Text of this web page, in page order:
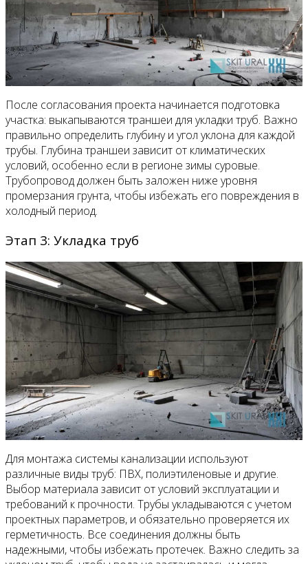
После согласования проекта начинается подготовка
участка: выкапываются траншеи для укладки труб. Важно
правильно определить глубину и угол уклона для каждой
трубы. Глубина траншеи зависит от климатических
условий, особенно если в регионе зимы суровые.
Трубопровод должен быть заложен ниже уровня
промерзания грунта, чтобы избежать его повреждения в
холодный период.
Этап 3: Укладка труб
Для монтажа системы канализации используют
различные виды труб: ПВХ, полиэтиленовые и другие.
Выбор материала зависит от условий эксплуатации и
требований к прочности. Трубы укладываются с учетом
проектных параметров, и обязательно проверяется их
герметичность. Все соединения должны быть
надежными, чтобы избежать протечек. Важно следить за